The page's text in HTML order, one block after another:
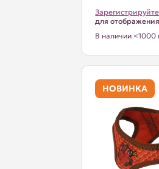
для
В наличии <1000
НОВИНКА